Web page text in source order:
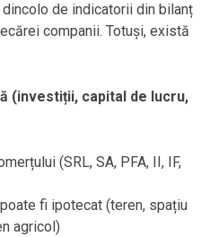
de indicatorii din bilanț
companii. Totuși, există
(investiții, capital de lucru,
(SRL, SA, PFA, II, IF,
fi ipotecat (teren, spațiu
agricol)